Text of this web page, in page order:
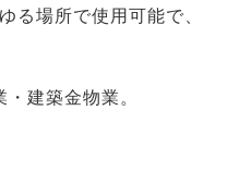
る場所で使用可能で、
建築金物業。